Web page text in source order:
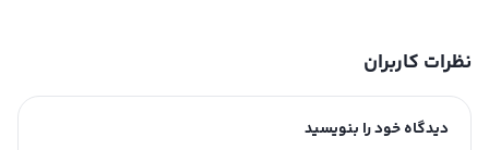
نظرات کاربران
دیدگاه خود را بنویسید